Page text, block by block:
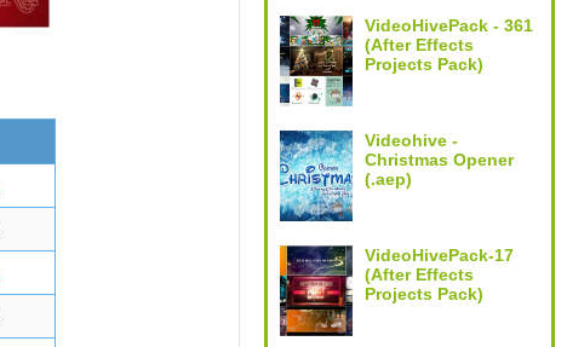
VideoHivePack - 361
(After Effects
Projects Pack)
Videohive -
Christmas Opener
(.aep)
VideoHivePack-17
(After Effects
Projects Pack)